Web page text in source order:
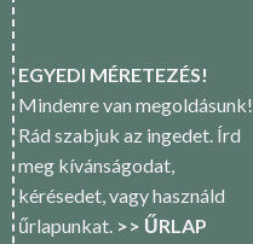
EGYEDI MÉRETEZÉS!
Mindenre van megoldásunk!
Rád szabjuk az ingedet. Írd
meg kívánságodat,
kérésedet, vagy használd
űrlapunkat. >> ŰRLAP